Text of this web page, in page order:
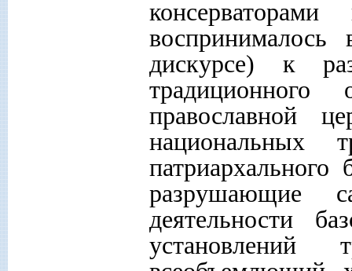
консерваторами
воспринималось
дискурсе) к
традиционного
православной
национальных
разрушающие
деятельности
установлений